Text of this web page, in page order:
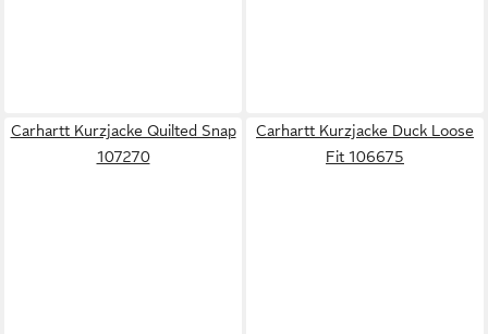
Carhartt Kurzjacke Quilted Snap
107270
Carhartt Kurzjacke Duck Loose
Fit 106675